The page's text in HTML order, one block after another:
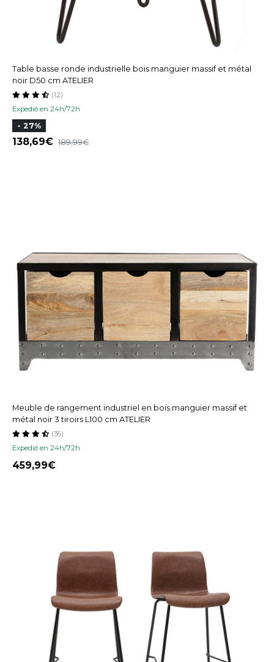
Table basse ronde industrielle bois manguier massif et métal
noir D50 cm ATELIER
Expedié en 24h/72h
(12)
- 27%
138,69 189,99
Meuble de rangement industriel en bois manguier massif et
métal noir 3 tiroirs L100 cm ATELIER
Expedié en 24h/72h
(36)
459,99